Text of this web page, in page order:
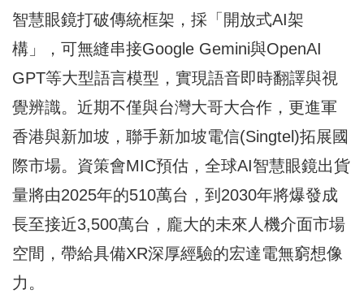
智慧眼鏡打破傳統框架，採「開放式AI架
構」，可無縫串接Google Gemini與OpenAI
GPT等大型語言模型，實現語音即時翻譯與視
覺辨識。近期不僅與台灣大哥大合作，更進軍
香港與新加坡，聯手新加坡電信(Singtel)拓展國
際市場。資策會MIC預估，全球AI智慧眼鏡出貨
量將由2025年的510萬台，到2030年將爆發成
長至接近3,500萬台，龐大的未來人機介面市場
空間，帶給具備XR深厚經驗的宏達電無窮想像
力。